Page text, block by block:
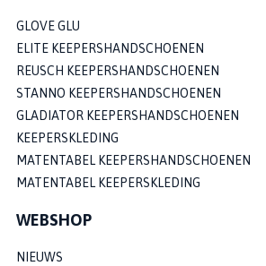
GLOVE GLU
ELITE KEEPERSHANDSCHOENEN
REUSCH KEEPERSHANDSCHOENEN
STANNO KEEPERSHANDSCHOENEN
GLADIATOR KEEPERSHANDSCHOENEN
KEEPERSKLEDING
MATENTABEL KEEPERSHANDSCHOENEN
MATENTABEL KEEPERSKLEDING
WEBSHOP
NIEUWS